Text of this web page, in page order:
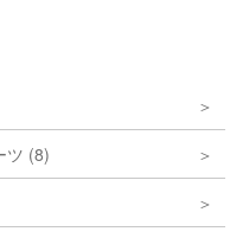
ツ (8)